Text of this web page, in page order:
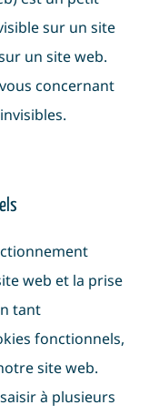
sur un site
un site web.
concernant
web et la prise
tant
fonctionnels,
site web.
à plusieurs